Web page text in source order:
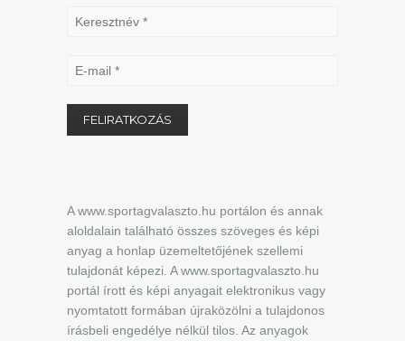
A www.sportagvalaszto.hu portálon és annak
aloldalain található összes szöveges és képi
anyag a honlap üzemeltetőjének szellemi
tulajdonát képezi. A www.sportagvalaszto.hu
portál írott és képi anyagait elektronikus vagy
nyomtatott formában újraközölni a tulajdonos
írásbeli engedélye nélkül tilos. Az anyagok